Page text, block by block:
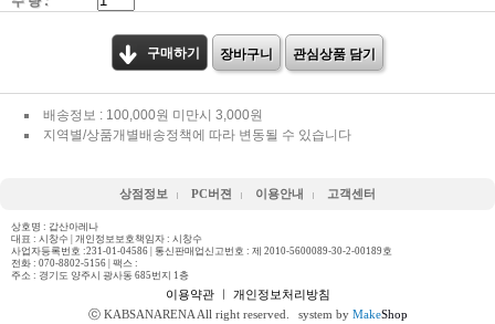
구매하기 장바구니 관심상품 담기
배송정보 : 100,000원 미만시 3,000원
지역별/상품개별배송정책에 따라 변동될 수 있습니다
상점정보 PC버젼 이용안내 고객센터
상호명 : 갑산아레나
대표 : 시창수 | 개인정보보호책임자 : 시창수
사업자등록번호 :231-01-04586 | 통신판매업신고번호 : 제 2010-5600089-30-2-00189호
전화 : 070-8802-5156 | 팩스 :
주소 : 경기도 양주시 광사동 685번지 1층
이용약관ㅣ 개인정보처리방침
ⓒ KABSANARENA All right reserved.
system by MakeShop